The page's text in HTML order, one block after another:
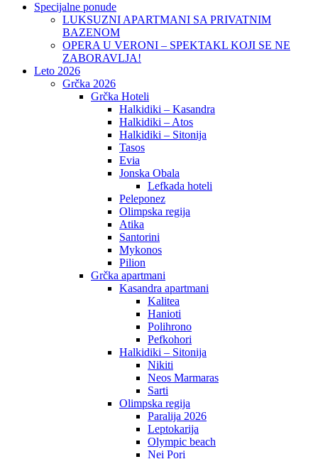
Specijalne ponude
LUKSUZNI APARTMANI SA PRIVATNIM
BAZENOM
OPERA U VERONI – SPEKTAKL KOJI SE NE
ZABORAVLJA!
Leto 2026
Grčka 2026
Grčka Hoteli
Halkidiki – Kasandra
Halkidiki – Atos
Halkidiki – Sitonija
Tasos
Evia
Jonska Obala
Lefkada hoteli
Peleponez
Olimpska regija
Atika
Santorini
Mykonos
Pilion
Grčka apartmani
Kasandra apartmani
Kalitea
Hanioti
Polihrono
Pefkohori
Halkidiki – Sitonija
Nikiti
Neos Marmaras
Sarti
Olimpska regija
Paralija 2026
Leptokarija
Olympic beach
Nei Pori